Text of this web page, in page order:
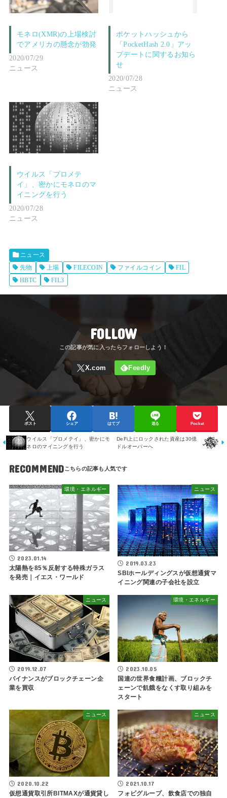
モネロ(XMR)の上場検討
でアメリカの懸念が勃発
2020/07/29
ニュース
ポケットハッシュから
「PocketHash 2.0」アッ
プデートに関するお知ら
せ
2020/07/28
ニュース
ウイルス「プロメテ
イ」、密かにモネロのマ
イニングを行う
2020/07/28
ニュース
ニュース
先物
上場 FILECOIN ファイルコイン
FIL
HBTC
FIL3
FOLLOW
ポスト シェア はてブ 送る Pocket
ウイルス「プロメテイ」、密かにモ
ネロのマイニングを行う
DeFi上にロックされた資産は30億
ドルオーバーへ
RECOMMEND
環境・エネルギー
2023.01.14
太陽熱を85％反射する特殊ガラス
を発売｜イエス・ワールド
ニュース
2019.03.23
SBIホールディングスが仮想通貨マ
イニング関連の子会社を設立
ニュース
2019.12.07
バイナンスがブロックチェーン企
業を買収
環境・エネルギー
2023.10.05
国連の世界食糧計画、ブロックチ
ェーンで飢餓をなくす取り組みを
スタート
ニュース
2020.10.22
仮想通貨取引所BITMAXが通貨貸し
ニュース
2021.10.17
フォビグループ、飲食店での独自